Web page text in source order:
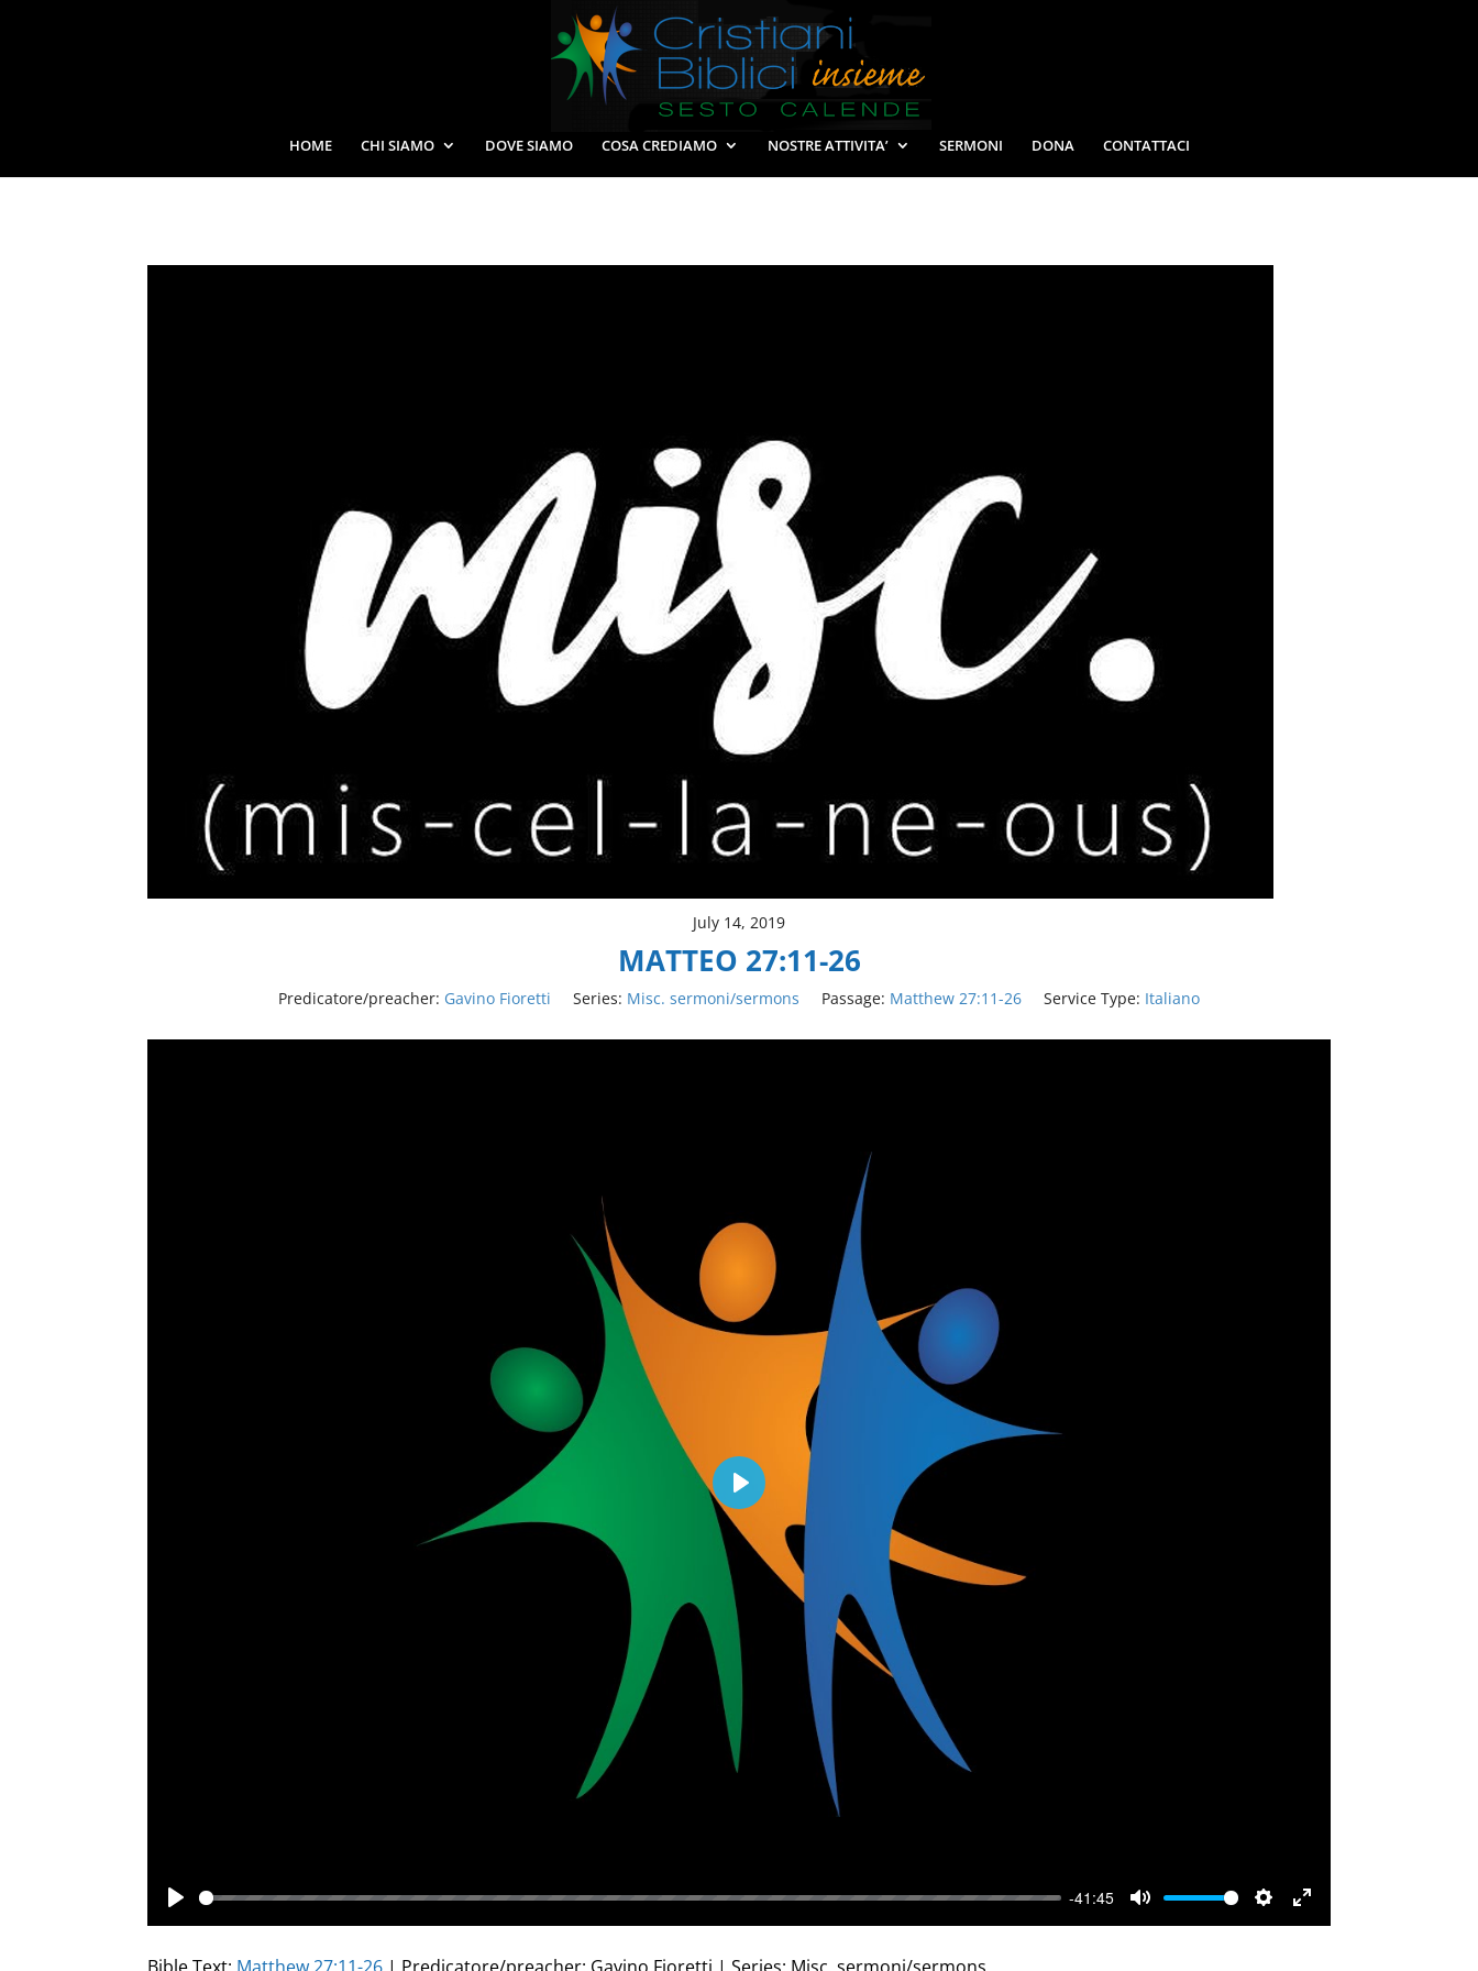
HOME CHI SIAMO DOVE SIAMO COSA CREDIAMO NOSTRE ATTIVITA’ SERMONI DONA CONTATTACI
July 14, 2019
MATTEO 27:11-26
Predicatore/preacher: Gavino Fioretti Series: Misc. sermoni/sermons Passage: Matthew 27:11-26 Service Type: Italiano
Play
-41:45
Mute Settings
Enter
Play